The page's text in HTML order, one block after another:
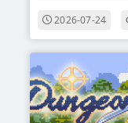
2026-07-24